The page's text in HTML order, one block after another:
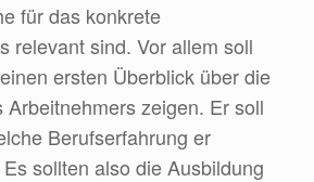
für das konkrete
relevant sind. Vor allem soll
ersten Überblick über die
Arbeitnehmers zeigen. Er soll
Berufserfahrung er
sollten also die Ausbildung